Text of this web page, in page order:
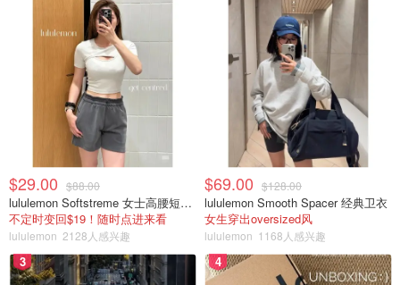
如果大家旅游的时间很充裕，我建议大家可以试试瑞士环游
火车之路，在这一条路上，大家可以跨越1280公里，看到
瑞士所有的地标和景点，不论是冰川还是湖泊，城市或是农
村，一张火车票都可以看到。
喜欢收集印章和打卡的小伙伴们，在这儿你也可以获得最大
的乐趣哦。
想要了解了解的小伙伴，可以戳下面的链接获得应用App，
软件内也有中文版本哦：
苹果app
Google Play
$29.00 $88.00
lululemon Softstreme 女士高腰短裤 10cm
不定时变回$19！随时点进来看
lululemon 2128人感兴趣
$69.00 $128.00
lululemon Smooth Spacer 经典卫衣
女生穿出oversized风
lululemon 1168人感兴趣
3 4